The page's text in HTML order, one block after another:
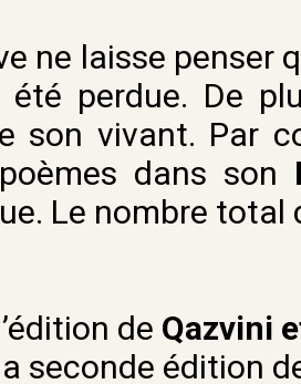
ne laisse penser
perdue. De
son vivant. Par
dans son
Le nombre
de Qazvini
seconde édition